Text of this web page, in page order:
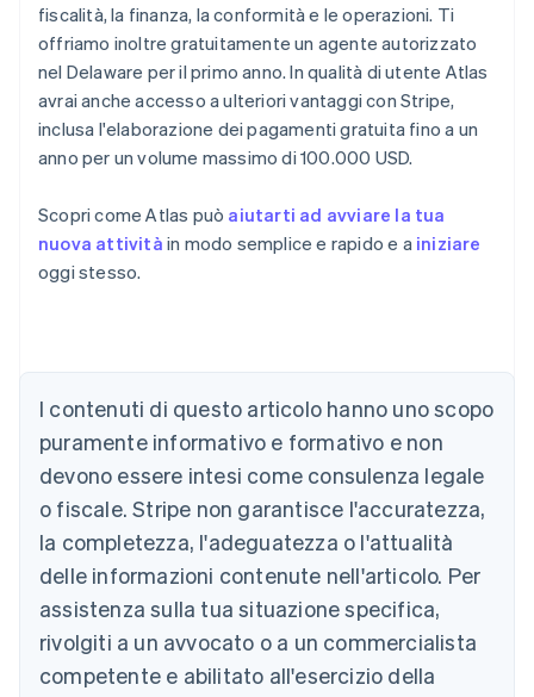
fiscalità, la finanza, la conformità e le operazioni. Ti
offriamo inoltre gratuitamente un agente autorizzato
nel Delaware per il primo anno. In qualità di utente Atlas
avrai anche accesso a ulteriori vantaggi con Stripe,
inclusa l'elaborazione dei pagamenti gratuita fino a un
anno per un volume massimo di 100.000 USD.
Scopri come Atlas può aiutarti ad avviare la tua
nuova attività in modo semplice e rapido e a iniziare
oggi stesso.
I contenuti di questo articolo hanno uno scopo
puramente informativo e formativo e non
devono essere intesi come consulenza legale
o fiscale. Stripe non garantisce l'accuratezza,
la completezza, l'adeguatezza o l'attualità
delle informazioni contenute nell'articolo. Per
assistenza sulla tua situazione specifica,
rivolgiti a un avvocato o a un commercialista
competente e abilitato all'esercizio della
English
Austria
Deutsch English
Belgio
NederlandsFrançaisDeutschEnglish
PortuguêsEnglish
Bulgaria
English
Canada
English Français
Cina continentale
Cipro